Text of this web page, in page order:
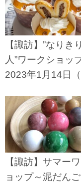
【諏訪】”なりき
人”ワークショッ
2023年1月14日（
【諏訪】サマー
ョップ～泥だん